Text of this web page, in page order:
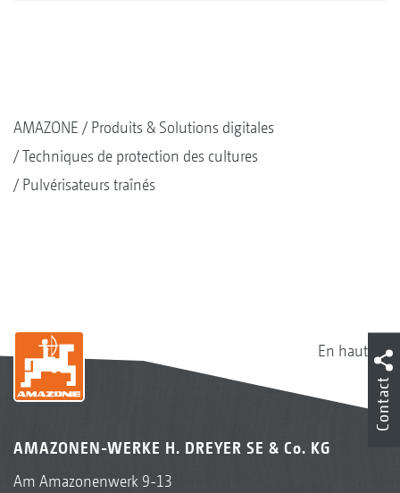
AMAZONE
Produits & Solutions digitales
Techniques de protection des cultures
Pulvérisateurs traînés
En haut
AMAZONEN-WERKE H. DREYER SE & Co. KG
Am Amazonenwerk 9-13
Contact